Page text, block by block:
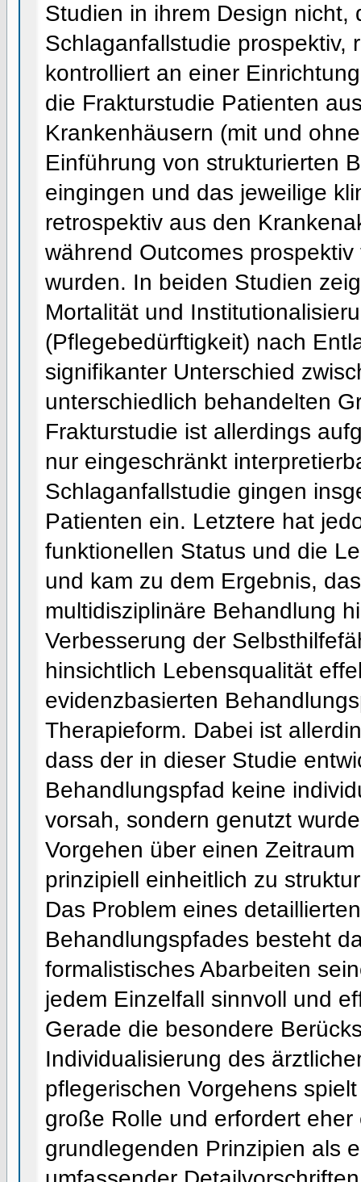
Studien in ihrem Design nicht,
Schlaganfallstudie prospektiv,
kontrolliert an einer
die Frakturstudie Patienten
Krankenhäusern (mit und
Einführung von strukturierten
eingingen und das jeweilige
retrospektiv aus den
während Outcomes
wurden. In beiden Studien
Mortalität und
(Pflegebedürftigkeit) nach
signifikanter Unterschied
unterschiedlich behandelten
Frakturstudie ist allerdings
nur eingeschränkt
Schlaganfallstudie gingen
Patienten ein. Letztere hat
funktionellen Status und die
und kam zu dem Ergebnis,
multidisziplinäre Behandlung
Verbesserung der
hinsichtlich Lebensqualität
evidenzbasierten
Therapieform. Dabei ist
dass der in dieser Studie
Behandlungspfad keine
vorsah, sondern genutzt
Vorgehen über einen
prinzipiell einheitlich zu
Das Problem eines
Behandlungspfades besteht
formalistisches Abarbeiten
jedem Einzelfall sinnvoll und
Gerade die besondere
Individualisierung des
pflegerischen Vorgehens
große Rolle und erfordert
grundlegenden Prinzipien als